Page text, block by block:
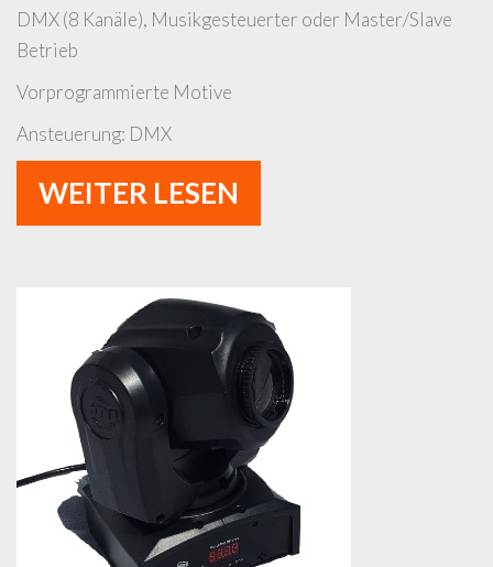
DMX (8 Kanäle), Musikgesteuerter oder Master/Slave
Betrieb
Vorprogrammierte Motive
Ansteuerung: DMX
WEITER LESEN